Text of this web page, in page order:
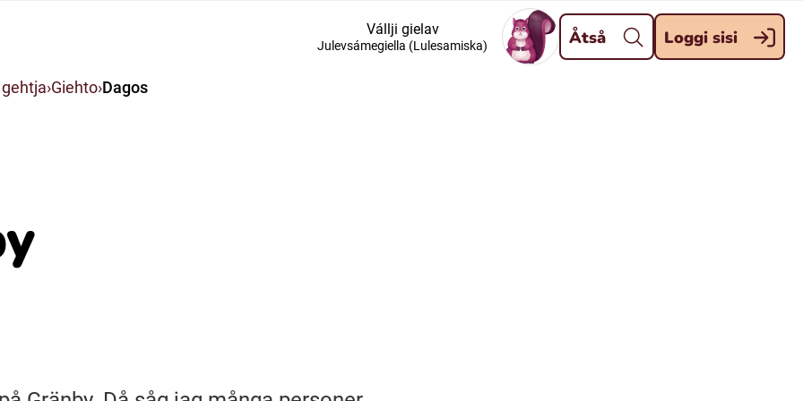
Dahpa
Vállji gielav
Julevsámegiella (Lulesamiska) Åtså Loggi sisi
Giehto Dagos